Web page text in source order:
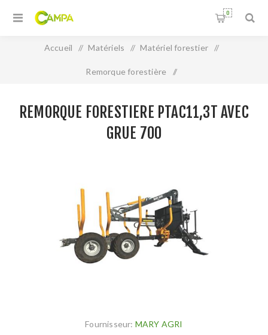
0
Accueil / Matériels / Matériel forestier /
Remorque forestière /
REMORQUE FORESTIERE PTAC11,3T AVEC
GRUE 700
Fournisseur: MARY AGRI